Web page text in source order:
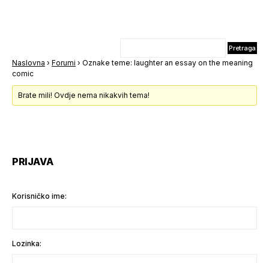
Naslovna › Forumi › Oznake teme: laughter an essay on the meaning
comic
Brate mili! Ovdje nema nikakvih tema!
PRIJAVA
Korisničko ime:
Lozinka: